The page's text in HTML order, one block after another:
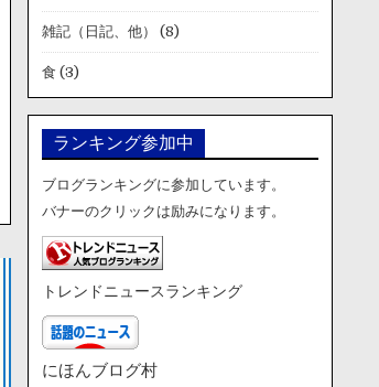
雑記（日記、他） (8)
食 (3)
ランキング参加中
ブログランキングに参加しています。
バナーのクリックは励みになります。
トレンドニュースランキング
にほんブログ村